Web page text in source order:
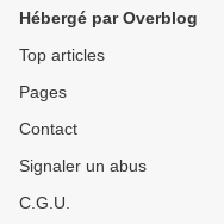
Hébergé par Overblog
Top articles
Pages
Contact
Signaler un abus
C.G.U.